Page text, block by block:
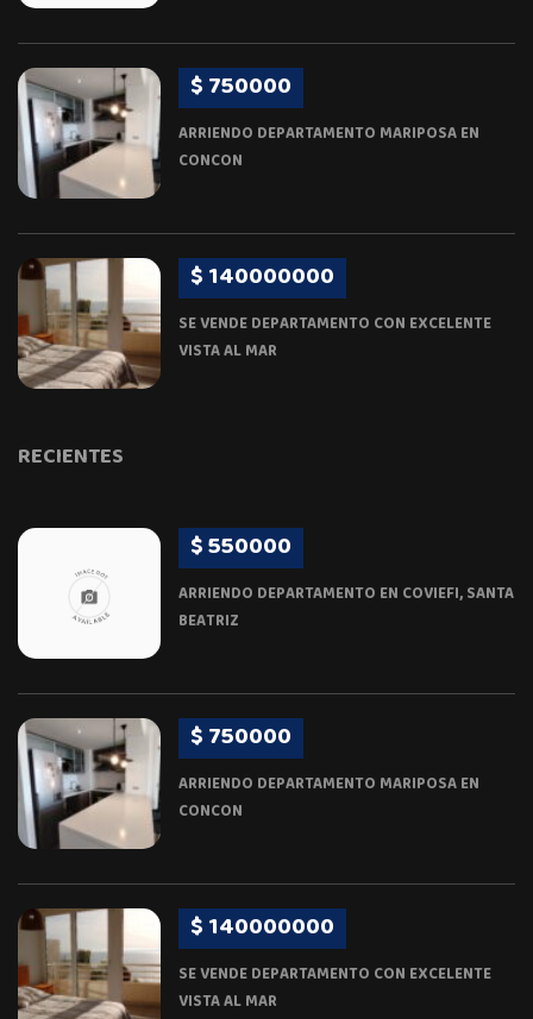
$ 750000
ARRIENDO DEPARTAMENTO MARIPOSA EN
CONCON
$ 140000000
SE VENDE DEPARTAMENTO CON EXCELENTE
VISTA AL MAR
RECIENTES
$ 550000
ARRIENDO DEPARTAMENTO EN COVIEFI, SANTA
BEATRIZ
$ 750000
ARRIENDO DEPARTAMENTO MARIPOSA EN
CONCON
$ 140000000
SE VENDE DEPARTAMENTO CON EXCELENTE
VISTA AL MAR